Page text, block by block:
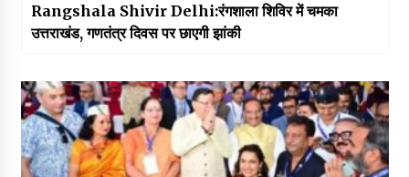
Rangshala Shivir Delhi:रंगशाला शिविर में चमका
उत्तराखंड, गणतंत्र दिवस पर छाएगी झांकी